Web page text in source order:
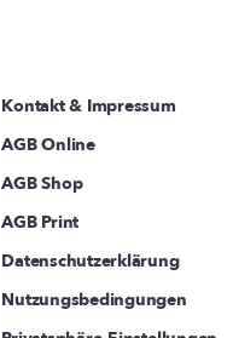
Kontakt & Impressum
AGB Online
AGB Shop
AGB Print
Datenschutzerklärung
Nutzungsbedingungen